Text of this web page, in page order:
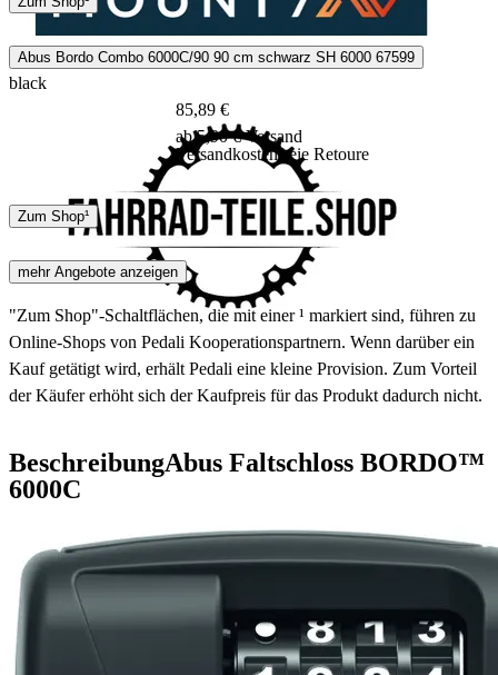
1 - 3 Tage
Abus Bordo Combo 6000C/90 90 cm schwarz SH 6000 67599
black
DHL
GLS
3 - 5 Tage
85,89 €
ab 5,90 € Versand
Versandkostenfreie Retoure
Zum Shop¹
mehr Angebote anzeigen
"Zum Shop"-Schaltflächen, die mit einer ¹ markiert sind, führen zu
Online-Shops von Pedali Kooperationspartnern. Wenn darüber ein
Kauf getätigt wird, erhält Pedali eine kleine Provision. Zum Vorteil
der Käufer erhöht sich der Kaufpreis für das Produkt dadurch nicht.
BeschreibungAbus Faltschloss BORDO™
6000C